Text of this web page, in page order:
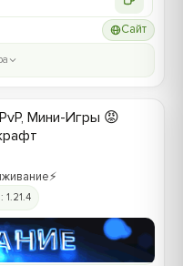
Сайт
Мини-Игры 😡
1.21.4